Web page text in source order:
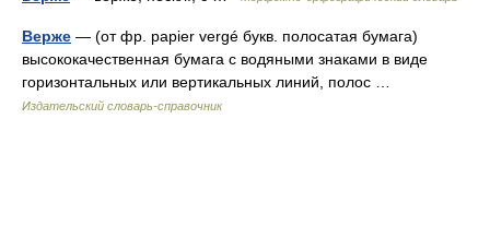
Верже — (от фр. papier vergé букв. полосатая бумага)
высококачественная бумага с водяными знаками в виде
горизонтальных или вертикальных линий, полос …
Издательский словарь-справочник